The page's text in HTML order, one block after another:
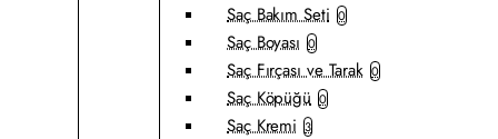
Saç Bakım Seti 0
Saç Boyası 0
Saç Fırçası ve Tarak 0
Saç Köpüğü 0
Saç Kremi 3